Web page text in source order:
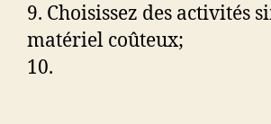
9. Choisissez des activités
matériel coûteux;
10.